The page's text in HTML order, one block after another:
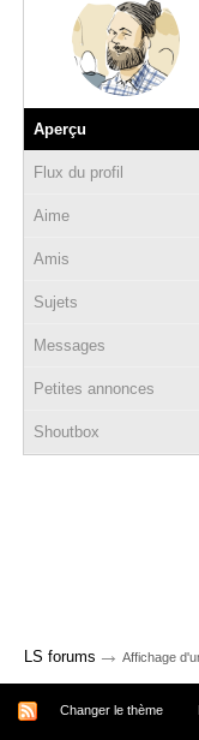
Aperçu
Flux du profil
Aime
Amis
Sujets
Messages
Petites annonces
Shoutbox
LS forums → Affichage
Changer le thème